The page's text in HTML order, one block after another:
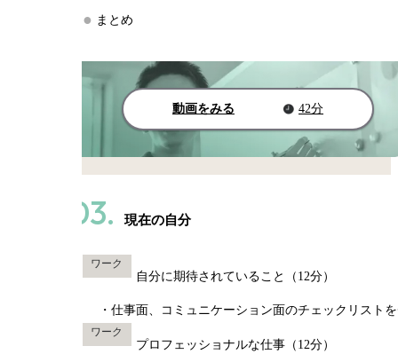
まとめ
動画をみる 42分
03. 現在の自分
ワーク
自分に期待されていること（12分）
・仕事面、コミュニケーション面のチェックリスト
ワーク
プロフェッショナルな仕事（12分）